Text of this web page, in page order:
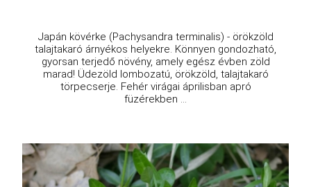
Japán kövérke (Pachysandra terminalis) - örökzöld
talajtakaró árnyékos helyekre. Könnyen gondozható,
gyorsan terjedő növény, amely egész évben zöld
marad! Üdezöld lombozatú, örökzöld, talajtakaró
törpecserje. Fehér virágai áprilisban apró
füzérekben ...